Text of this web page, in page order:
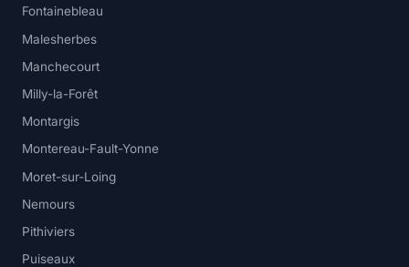
Fontainebleau
Malesherbes
Manchecourt
Milly-la-Forêt
Montargis
Montereau-Fault-Yonne
Moret-sur-Loing
Nemours
Pithiviers
Puiseaux